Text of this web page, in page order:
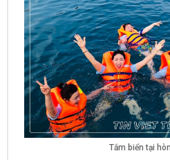
Tắm biển tại